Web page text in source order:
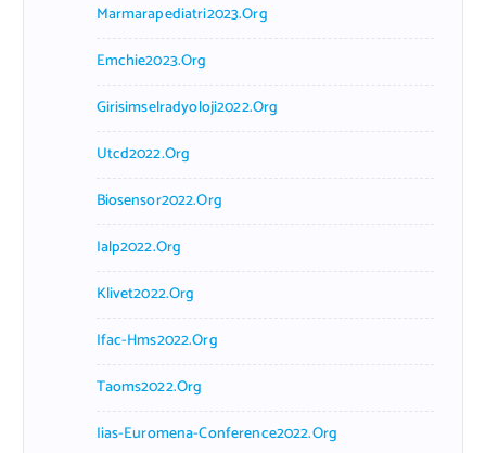
Marmarapediatri2023.org
Emchie2023.org
Girisimselradyoloji2022.org
Utcd2022.org
Biosensor2022.org
Ialp2022.org
Klivet2022.org
Ifac-Hms2022.org
Taoms2022.org
Iias-Euromena-Conference2022.org